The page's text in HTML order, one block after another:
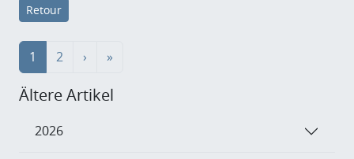
Retour
1 2 › »
Ältere Artikel
2026